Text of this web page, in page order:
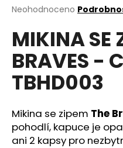
Průměrné
produktu
je
0,0
5
hvězdiček.
Neohodnoceno
MIKINA SE
BRAVES -
TBHD003
Mikina se zipem The
pohodlí, kapuce je
ani 2 kapsy pro
a
j
í
t
?